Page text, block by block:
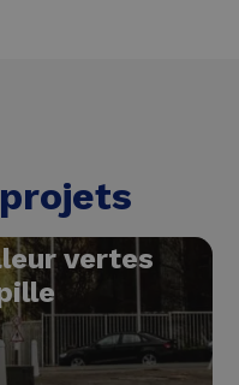
vertes